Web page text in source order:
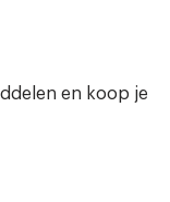
en koop je